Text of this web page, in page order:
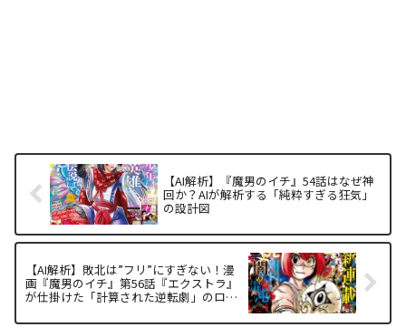
【AI解析】『魔男のイチ』54話はなぜ神
回か？AIが解析する「純粋すぎる狂気」
の設計図
【AI解析】敗北は”フリ”にすぎない！漫
画『魔男のイチ』第56話『エクストラ』
が仕掛けた「計算された逆転劇」のロジ